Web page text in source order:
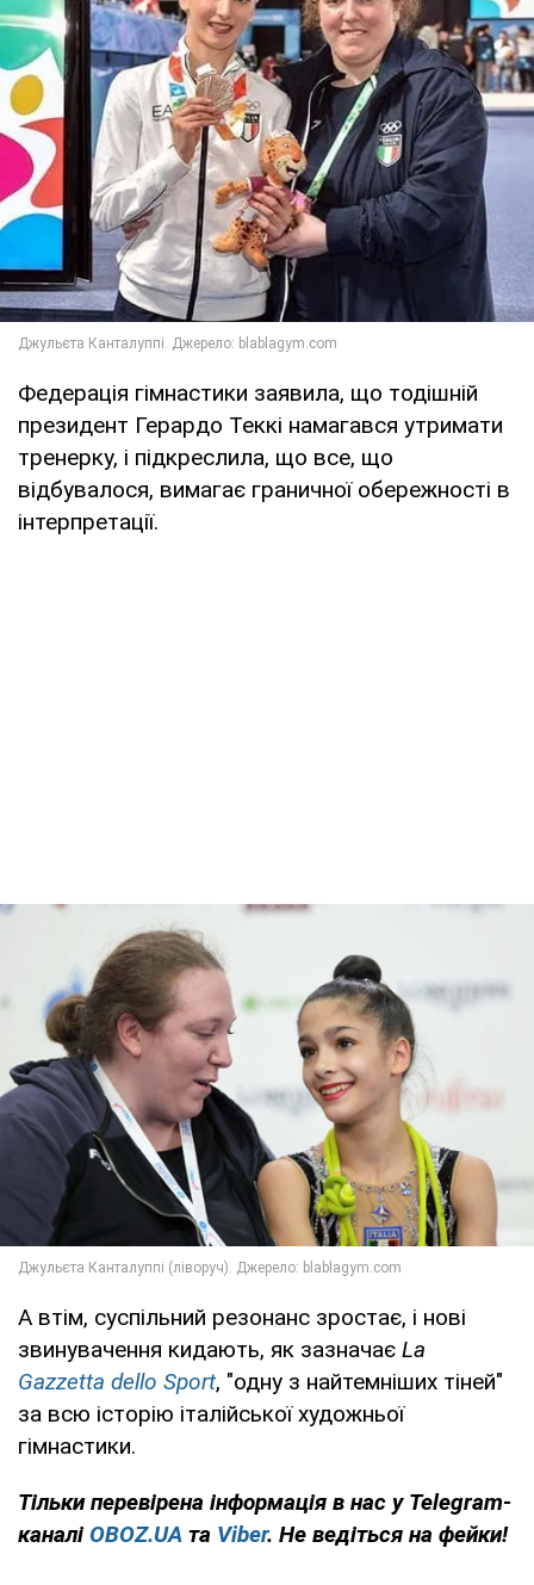
Федерація гімнастики заявила, що тодішній
президент Герардо Теккі намагався утримати
тренерку, і підкреслила, що все, що
відбувалося, вимагає граничної обережності в
інтерпретації.
А втім, суспільний резонанс зростає, і нові
звинувачення кидають, як зазначає La
Gazzetta dello Sport, "одну з найтемніших тіней"
за всю історію італійської художньої
гімнастики.
Тільки перевірена інформація в нас у Telegram-
каналі OBOZ.UA та Viber. Не ведіться на фейки!